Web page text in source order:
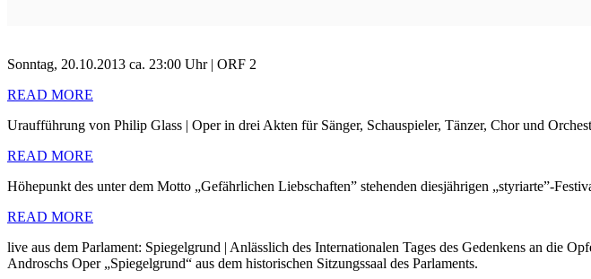
Sonntag, 20.10.2013 ca. 23:00 Uhr | ORF 2
READ MORE
Uraufführung von Philip Glass | Oper in drei Akten für Sänger, Schauspieler, Tänzer, Chor und
READ MORE
Höhepunkt des unter dem Motto „Gefährlichen Liebschaften” stehenden diesjährigen „styriarte”-
READ MORE
live aus dem Parlament: Spiegelgrund | Anlässlich des Internationalen Tages des Gedenkens an
Androschs Oper „Spiegelgrund“ aus dem historischen Sitzungssaal des Parlaments.